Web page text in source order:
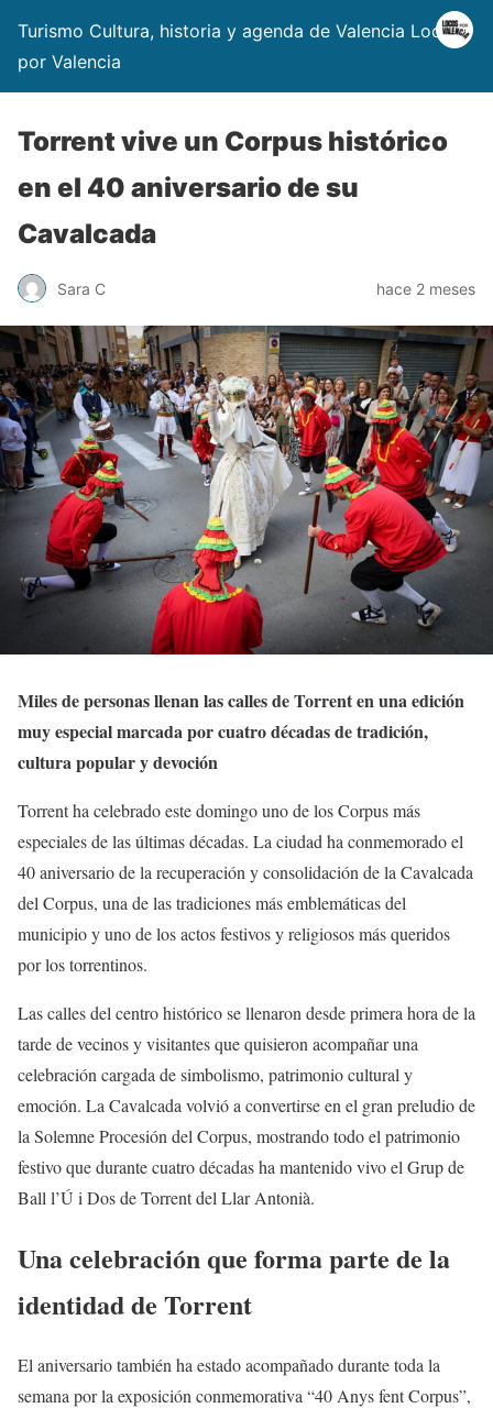
Turismo Cultura, historia y agenda de Valencia Locos
por Valencia
Torrent vive un Corpus histórico
en el 40 aniversario de su
Cavalcada
Sara C hace 2 meses
Miles de personas llenan las calles de Torrent en una edición
muy especial marcada por cuatro décadas de tradición,
cultura popular y devoción
Torrent ha celebrado este domingo uno de los Corpus más
especiales de las últimas décadas. La ciudad ha conmemorado el
40 aniversario de la recuperación y consolidación de la Cavalcada
del Corpus, una de las tradiciones más emblemáticas del
municipio y uno de los actos festivos y religiosos más queridos
por los torrentinos.
Las calles del centro histórico se llenaron desde primera hora de la
tarde de vecinos y visitantes que quisieron acompañar una
celebración cargada de simbolismo, patrimonio cultural y
emoción. La Cavalcada volvió a convertirse en el gran preludio de
la Solemne Procesión del Corpus, mostrando todo el patrimonio
festivo que durante cuatro décadas ha mantenido vivo el Grup de
Ball l’Ú i Dos de Torrent del Llar Antonià.
Una celebración que forma parte de la
identidad de Torrent
El aniversario también ha estado acompañado durante toda la
semana por la exposición conmemorativa “40 Anys fent Corpus”,